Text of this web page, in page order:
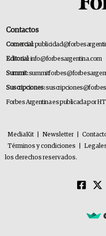
Contactos
Comercial:
Editorial:info@forbesargentina.com
Summit:
Suscripciones:
Forbes Argentina es publicada por
MediaKit Newsletter
Términos y condiciones
los derechos reservados.